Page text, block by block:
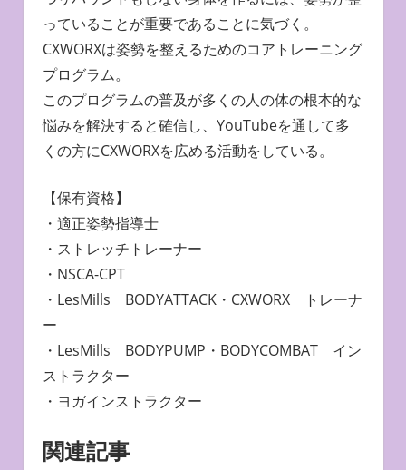
っていることが重要であることに気づく。
CXWORXは姿勢を整えるためのコアトレーニング
プログラム。
このプログラムの普及が多くの人の体の根本的な
悩みを解決すると確信し、YouTubeを通して多
くの方にCXWORXを広める活動をしている。
【保有資格】
・適正姿勢指導士
・ストレッチトレーナー
・NSCA-CPT
・LesMills BODYATTACK・CXWORX トレーナ
ー
・LesMills BODYPUMP・BODYCOMBAT イン
ストラクター
・ヨガインストラクター
関連記事